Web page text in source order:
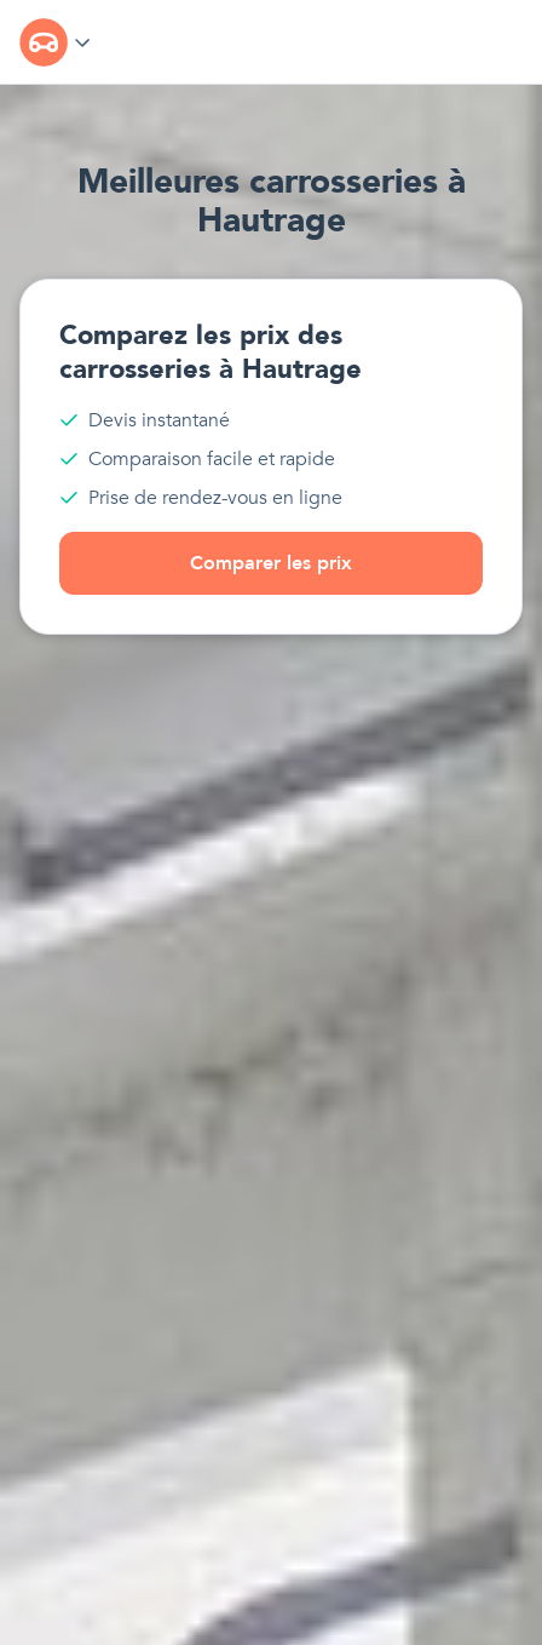
Meilleurescarrosseriesà
Hautrage
Comparez les prix des
carrosseries à Hautrage
Devis instantané
Comparaison facile et rapide
Prise de rendez-vous en ligne
Comparer les prix